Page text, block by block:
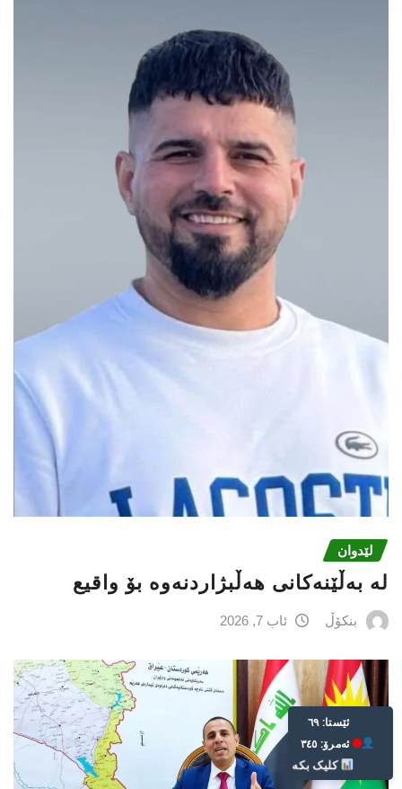
لێدوان
لە بەڵێنەکانی هەڵبژاردنەوە بۆ واقیع
بنکۆڵ ئاب 7, 2026
Live: 69
Today: 345
Click Here